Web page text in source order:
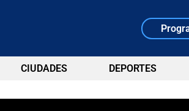
CIUDADES DEPORTES